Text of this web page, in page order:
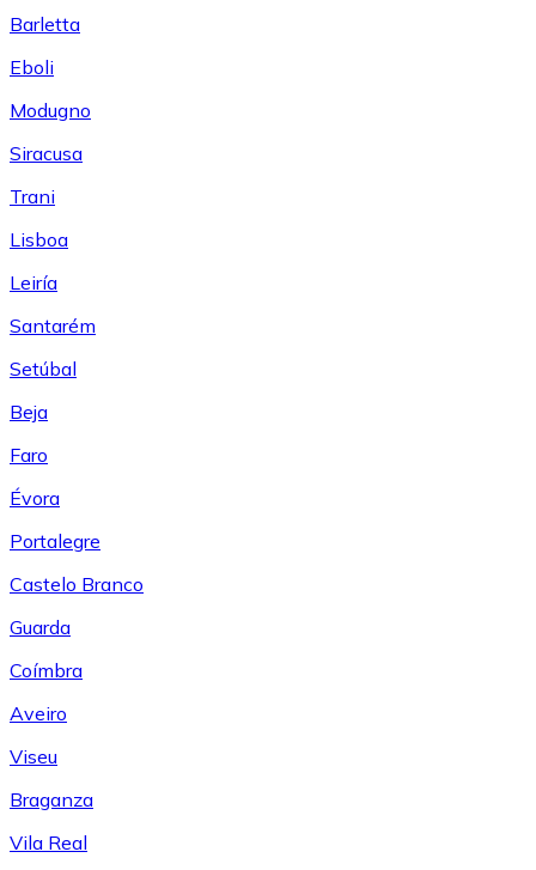
Barletta
Eboli
Modugno
Siracusa
Trani
Lisboa
Leiría
Santarém
Setúbal
Beja
Faro
Évora
Portalegre
Castelo Branco
Guarda
Coímbra
Aveiro
Viseu
Braganza
Vila Real